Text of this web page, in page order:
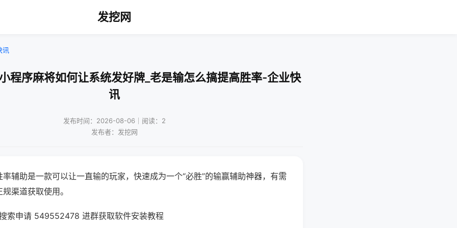
发挖网
讯
程序麻将如何让系统发好牌_老是输怎么搞提高胜率-企业快
讯
发布时间：2026-08-06｜阅读：2
发布者：发挖网
辅助是一款可以让一直输的玩家，快速成为一个“必胜”的输赢辅助神器，有需
渠道获取使用。
索申请 549552478 进群获取软件安装教程